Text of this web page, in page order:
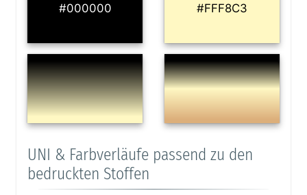
#000000 #FFF8C3
UNI & Farbverläufe passend zu den
bedruckten Stoffen